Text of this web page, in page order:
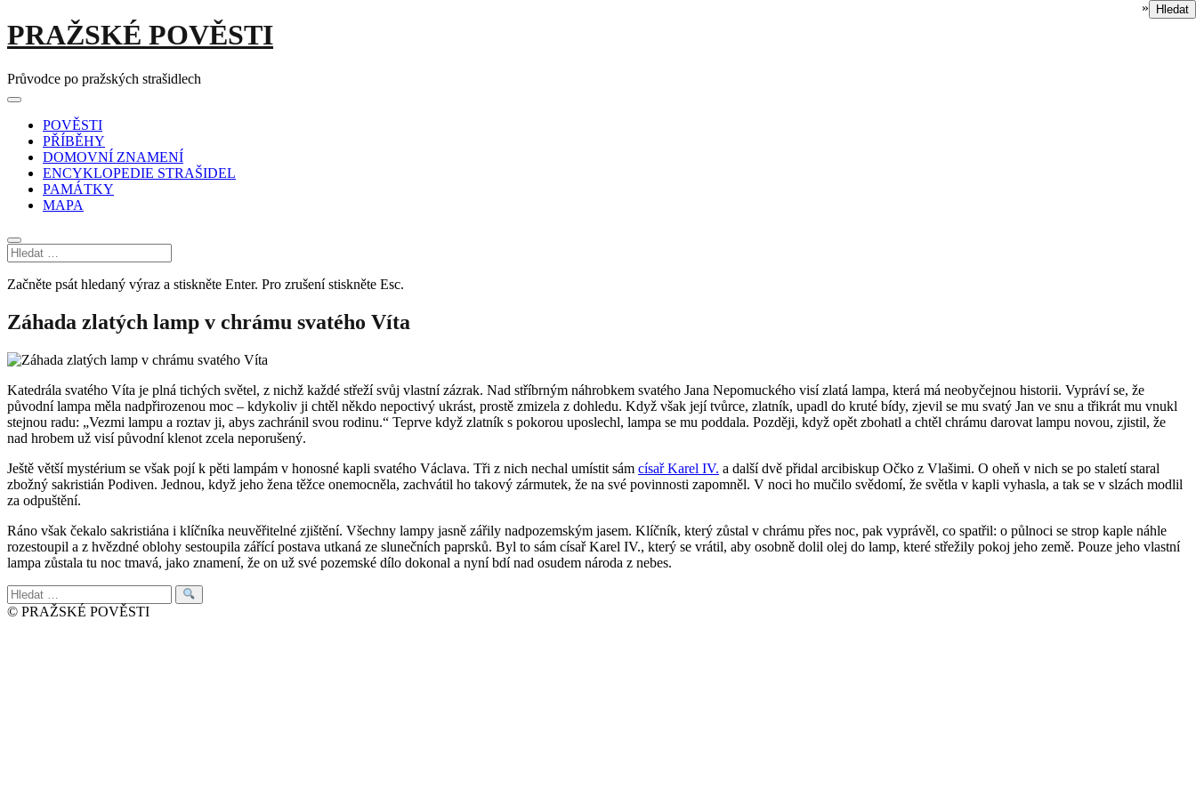
Skip
to
PRAŽSKÉ POVĚSTI
Průvodce po pražských strašidlech
Menu
POVĚSTI
PŘÍBĚHY
DOMOVNÍ ZNAMENÍ
ENCYKLOPEDIE STRAŠIDEL
PAMÁTKY
MAPA
» Hledat
Začněte psát hledaný výraz a stiskněte Enter. Pro zrušení stiskněte Esc.
Záhada zlatých lamp v chrámu svatého Víta
Katedrála svatého Víta je plná tichých světel, z nichž každé střeží svůj vlastní zázrak. Nad stříbrným náhrobkem svatého Jana Nepomuckého visí zlatá lampa, která má neobyčejnou historii. Vypráví se, že
původní lampa měla nadpřirozenou moc – kdykoliv ji chtěl někdo nepoctivý ukrást, prostě zmizela z dohledu. Když však její tvůrce, zlatník, upadl do kruté bídy, zjevil se mu svatý Jan ve snu a třikrát mu vnukl
stejnou radu: „Vezmi lampu a roztav ji, abys zachránil svou rodinu.“ Teprve když zlatník s pokorou uposlechl, lampa se mu poddala. Později, když opět zbohatl a chtěl chrámu darovat lampu novou, zjistil, že
nad hrobem už visí původní klenot zcela neporušený.
Ještě větší mystérium se však pojí k pěti lampám v honosné kapli svatého Václava. Tři z nich nechal umístit sám císař Karel IV. a další dvě přidal arcibiskup Očko z Vlašimi. O oheň v nich se po staletí staral
zbožný sakristián Podiven. Jednou, když jeho žena těžce onemocněla, zachvátil ho takový zármutek, že na své povinnosti zapomněl. V noci ho mučilo svědomí, že světla v kapli vyhasla, a tak se v slzách modlil
za odpuštění.
Ráno však čekalo sakristiána i klíčníka neuvěřitelné zjištění. Všechny lampy jasně zářily nadpozemským jasem. Klíčník, který zůstal v chrámu přes noc, pak vyprávěl, co spatřil: o půlnoci se strop kaple náhle
rozestoupil a z hvězdné oblohy sestoupila zářící postava utkaná ze slunečních paprsků. Byl to sám císař Karel IV., který se vrátil, aby osobně dolil olej do lamp, které střežily pokoj jeho země. Pouze jeho vlastní
lampa zůstala tu noc tmavá, jako znamení, že on už své pozemské dílo dokonal a nyní bdí nad osudem národa z nebes.
Hledat:
© PRAŽSKÉ POVĚSTI